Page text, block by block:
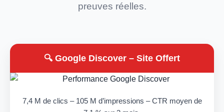
preuves réelles.
🔍 Google Discover – Site Offert
7,4 M de clics – 105 M d’impressions – CTR moyen de